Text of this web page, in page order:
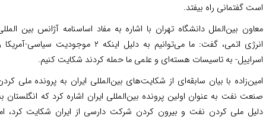
گفتمانی راه بیفتد.
بین‌الملل دانشگاه تهران با اشاره به مفاد اساسنامه آژانس بین المللی
انرژی اتمی، گفت: ما می‌توانیم به دلیل اینکه ۲ موجودیت سیاسی-آمریکا و
به تاسیسات هسته‌ای و علمی ما حمله کردند شکایت کنیم.
با بیان سابقه‌ای از شکایت‌های بین‌المللی ایران به پرونده ملی کردن
نفت به عنوان اولین پرونده بین‌المللی ایران اشاره کرد که انگلستان به
ملی کردن نفت و بیرون کردن شرکت دارسی از ایران شکایت کرد، اما